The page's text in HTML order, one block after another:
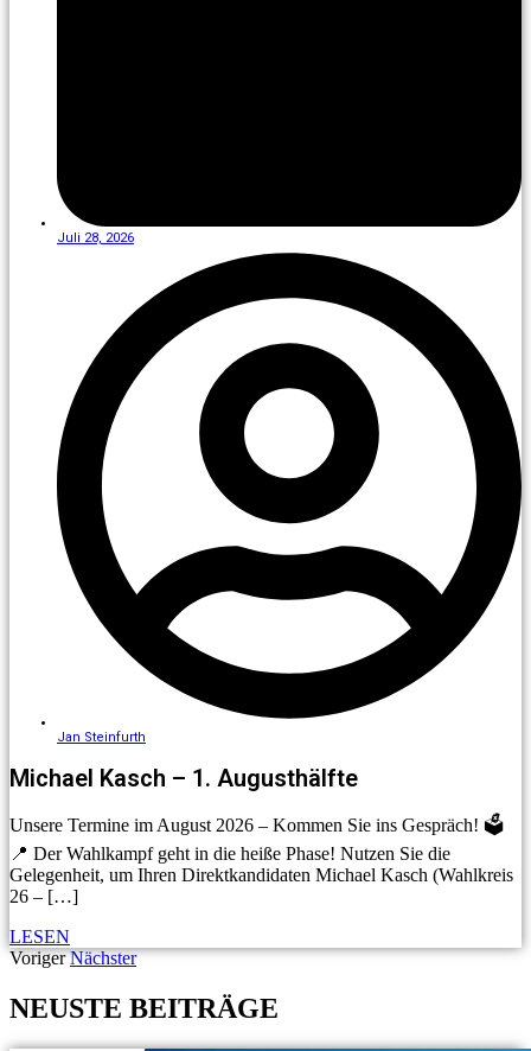
Juli 28, 2026
Jan Steinfurth
Michael Kasch – 1. Augusthälfte
Unsere Termine im August 2026 – Kommen Sie ins Gespräch! 🗳️
📍 Der Wahlkampf geht in die heiße Phase! Nutzen Sie die
Gelegenheit, um Ihren Direktkandidaten Michael Kasch (Wahlkreis
26 – […]
LESEN
Voriger Nächster
NEUSTE BEITRÄGE